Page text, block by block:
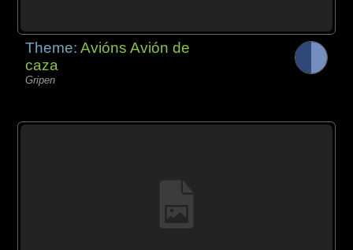
Theme:Avións Avión de
caza
Gripen